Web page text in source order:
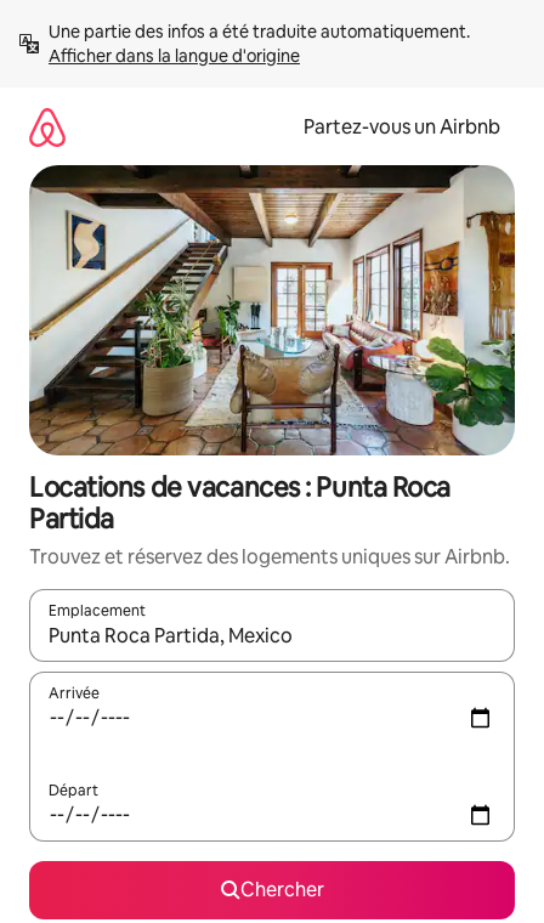
directement
Afficher dans la langue d'origine
Partez-vous un Airbnb
Locations de vacances : Punta Roca
Partida
Trouvez et réservez des logements uniques sur Airbnb.
Emplacement
Quand les résultats sont affichés, parcourez-les en utilisant
Arrivée
Départ
Chercher